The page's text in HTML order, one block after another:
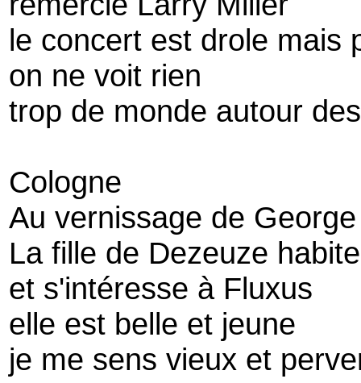
le concert est drole mais
on ne voit rien
trop de monde autour
Cologne
Au vernissage de
La fille de Dezeuze
et s'intéresse à Fluxus
elle est belle et jeune
je me sens vieux et